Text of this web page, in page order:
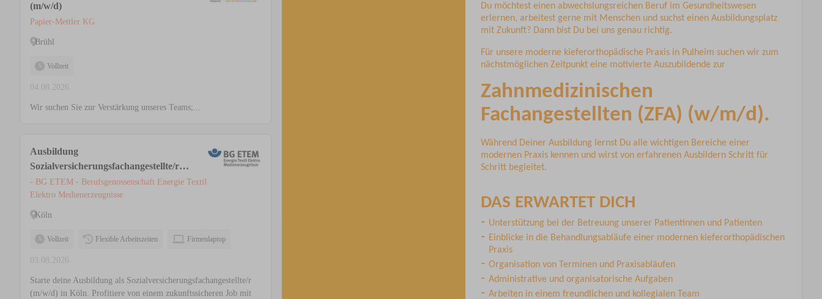
(m/w/d)
Papier-Mettler KG
Brühl
Vollzeit
04.08.2026
Wir suchen Sie zur Verstärkung unseres Teams;...
Ausbildung
Sozialversicherungsfachangestellte/r
(m/w/d), Köln
- BG ETEM - Berufsgenossenschaft Energie Textil
Elektro Medienerzeugnisse
Köln
Vollzeit Flexible Arbeitszeiten Firmenlaptop
03.08.2026
Starte deine Ausbildung als Sozialversicherungsfachangestellte/r
(m/w/d) in Köln. Profitiere von einem zukunftssicheren Job mit